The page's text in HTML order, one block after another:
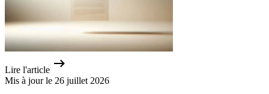
Lire l'article
Mis à jour le 26 juillet 2026